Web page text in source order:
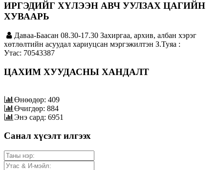
ИРГЭДИЙГ ХҮЛЭЭН АВЧ УУЛЗАХ ЦАГИЙН
ХУВААРЬ
Даваа-Баасан 08.30-17.30 Захиргаа, архив, албан хэрэг
хөтлөлтийн асуудал хариуцсан мэргэжилтэн З.Туяа :
Утас: 70543387
ЦАХИМ ХУУДАСНЫ ХАНДАЛТ
Өнөөдөр: 409
Өчигдөр: 884
Энэ сард: 6951
Санал хүсэлт илгээх